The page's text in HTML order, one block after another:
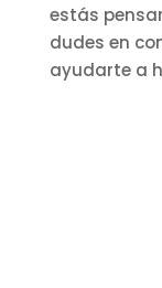
estás
dudes en
ayudarte a